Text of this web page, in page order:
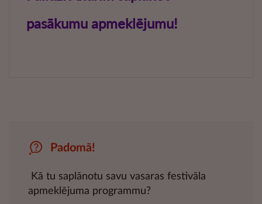
Padomā!
Kā tu saplānotu savu vasaras festivāla
apmeklējuma programmu?